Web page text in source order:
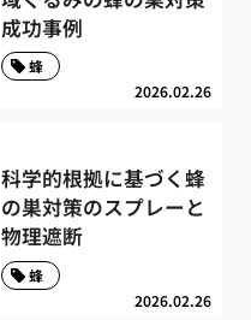
成功事例
2026.02.26
蜂
科学的根拠に基づく蜂
の巣対策のスプレーと
物理遮断
2026.02.26
蜂